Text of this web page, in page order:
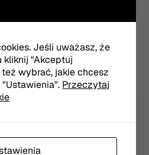
Jeśli uważasz, że
kliknij "Akceptuj
wybrać, jakie chcesz
Przeczytaj